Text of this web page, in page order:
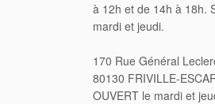
à 12h et de 14h à 18h.
mardi et jeudi.
170 Rue Général
80130 FRIVILLE-
OUVERT le mardi et